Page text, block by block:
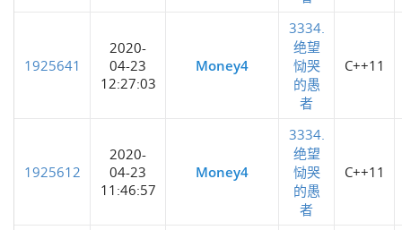
1925641
2020-
04-23
12:27:03
Money4
3334.
绝望
恸哭
的愚
者
C++11
1925612
2020-
04-23
11:46:57
Money4
3334.
绝望
恸哭
的愚
者
C++11